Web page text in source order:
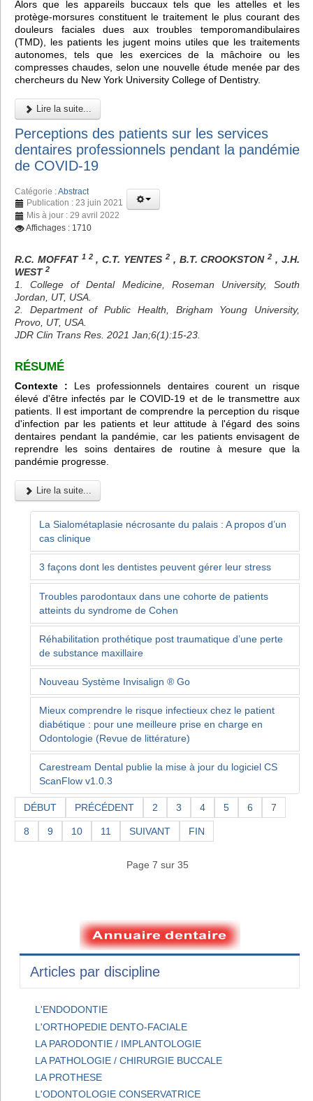
Alors que les appareils buccaux tels que les attelles et les
protège-morsures constituent le traitement le plus courant des
douleurs faciales dues aux troubles temporomandibulaires
(TMD), les patients les jugent moins utiles que les traitements
autonomes, tels que les exercices de la mâchoire ou les
compresses chaudes, selon une nouvelle étude menée par des
chercheurs du New York University College of Dentistry.
Lire la suite...
Perceptions des patients sur les services
dentaires professionnels pendant la pandémie
de COVID-19
Catégorie :Abstract
Publication : 23 juin 2021
Mis à jour : 29 avril 2022
Affichages : 1710
R.C. MOFFAT 1 2, C.T. YENTES 2, B.T. CROOKSTON2 , J.H.
WEST 2
1. College of Dental Medicine, Roseman University, South
Jordan, UT, USA.
2. Department of Public Health, Brigham Young University,
Provo, UT, USA.
JDR Clin Trans Res. 2021 Jan;6(1):15-23.
RÉSUMÉ
Contexte : Les professionnels dentaires courent un risque
élevé d'être infectés par le COVID-19 et de le transmettre aux
patients. Il est important de comprendre la perception du risque
d'infection par les patients et leur attitude à l'égard des soins
dentaires pendant la pandémie, car les patients envisagent de
reprendre les soins dentaires de routine à mesure que la
pandémie progresse.
Lire la suite...
La Sialométaplasie nécrosante du palais : A propos d’un
cas clinique
3 façons dont les dentistes peuvent gérer leur stress
Troubles parodontaux dans une cohorte de patients
atteints du syndrome de Cohen
Réhabilitation prothétique post traumatique d’une perte
de substance maxillaire
Nouveau Système Invisalign ® Go
Mieux comprendre le risque infectieux chez le patient
diabétique : pour une meilleure prise en charge en
Odontologie (Revue de littérature)
Carestream Dental publie la mise à jour du logiciel CS
ScanFlow v1.0.3
DÉBUT PRÉCÉDENT 2 3 4 5 6 7
8 9 10 11 SUIVANT FIN
Page 7 sur 35
Articles par discipline
L'ENDODONTIE
L'ORTHOPEDIE DENTO-FACIALE
LA PARODONTIE / IMPLANTOLOGIE
LA PATHOLOGIE / CHIRURGIE BUCCALE
LA PROTHESE
L'ODONTOLOGIE CONSERVATRICE